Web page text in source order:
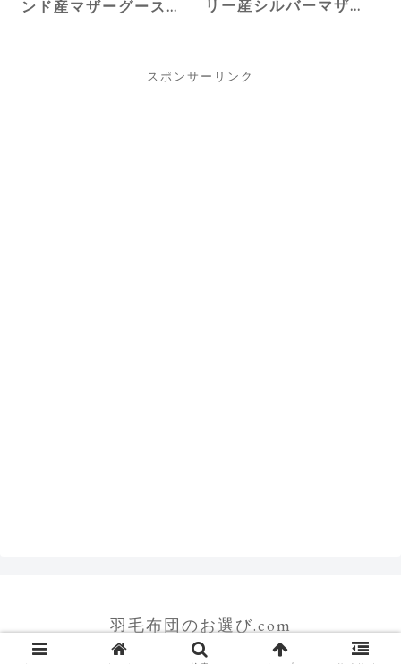
リー産シルバーマザー
ンド産マザーグース
スポンサーリンク
羽毛布団のお選び.com
© 2014-2026 羽毛布団のお選び.com.